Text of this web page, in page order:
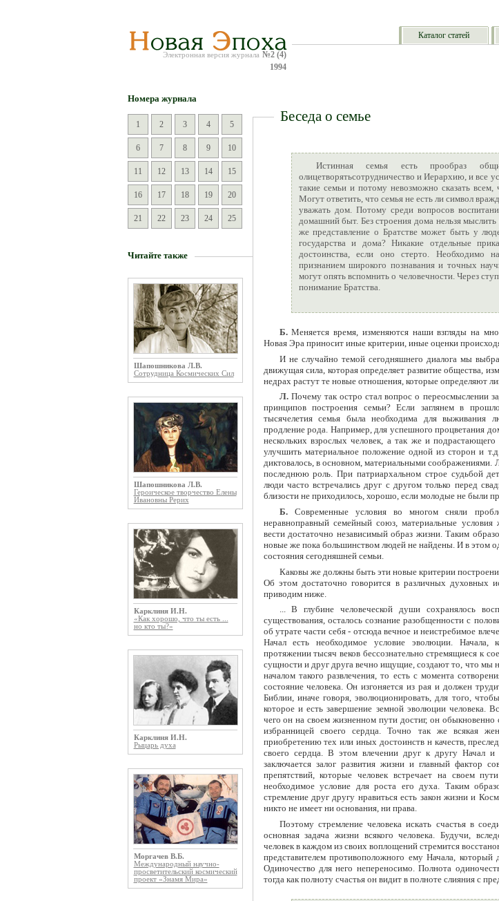
Электронная версия журнала №2 (4)
1994
Каталог статей
Номера журнала
1 2 3 4 5
6 7 8 9 10
11 12 13 14 15
16 17 18 19 20
21 22 23 24 25
Читайте также
Шапошникова Л.В.
Сотрудница Космических Сил
Шапошникова Л.В.
Героическое творчество Елены
Ивановны Рерих
Карклиня И.Н.
«Как хорошо, что ты есть ...
но кто ты?»
Карклиня И.Н.
Рыцарь духа
Моргачев В.Б.
Международный научно-
просветительский космический
проект «Знамя Мира»
Беседа о семье
Истинная семья есть прообраз
олицетворятьсотрудничество и Иерархию, и все
такие семьи и потому невозможно сказать всем,
Могут ответить, что семья не есть ли символ
уважать дом. Потому среди вопросов
домашний быт. Без строения дома нельзя мыслить
же представление о Братстве может быть у
государства и дома? Никакие отдельные
достоинства, если оно стерто. Необходимо
признанием широкого познавания и точных
могут опять вспомнить о человечности. Через
понимание Братства.
Б.Меняется время, изменяются наши взгляды на
Новая Эра приносит иные критерии, иные оценки
И не случайно темой сегодняшнего диалога мы
движущая сила, которая определяет развитие общества,
недрах растут те новые отношения, которые определяют
Л.Почему так остро стал вопрос о переосмыслении
принципов построения семьи? Если заглянем в
тысячелетия семья была необходима для выживания
продление рода. Например, для успешного процветания
нескольких взрослых человек, а так же и
улучшить материальное положение одной из сторон и
диктовалось, в основном, материальными
последнюю роль. При патриархальном строе судьбой
люди часто встречались друг с другом только перед
близости не приходилось, хорошо, если молодые не были
Б.Современные условия во многом сняли
неравноправный семейный союз, материальные
вести достаточно независимый образ жизни. Таким
новые же пока большинством людей не найдены. И в этом
состояния сегодняшней семьи.
Каковы же должны быть эти новые критерии
Об этом достаточно говорится в различных духовных
приводим ниже.
... В глубине человеческой души сохранялось
существования, осталось сознание разобщенности с
об утрате части себя - отсюда вечное и неистребимое
Начал есть необходимое условие эволюции. Начала,
протяжении тысяч веков бессознательно стремящиеся к
сущности и друг друга вечно ищущие, создают то, что мы
началом такого развлечения, то есть с момента
состояние человека. Он изгоняется из рая и должен
Библии, иначе говоря, эволюционировать, для того,
которое и есть завершение земной эволюции человека.
чего он на своем жизненном пути достиг, он обыкновенно
избранницей своего сердца. Точно так же всякая
приобретению тех или иных достоинств н качеств,
своего сердца. В этом влечении друг к другу Начал и
заключается залог развития жизни и главный фактор
препятствий, которые человек встречает на своем
необходимое условие для роста его духа. Таким
стремление друг другу нравиться есть закон жизни и
никто не имеет ни основания, ни права.
Поэтому стремление человека искать счастья в
основная задача жизни всякого человека. Будучи,
человек в каждом из своих воплощений стремится
представителем противоположного ему Начала, который
Одиночество для него непереносимо. Полнота
тогда как полноту счастья он видит в полноте слияния с